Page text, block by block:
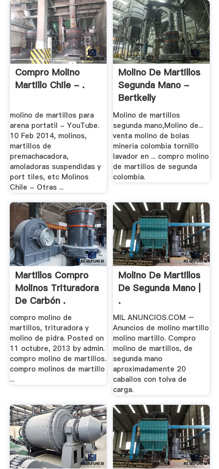
Compro Molino
Martillo Chile - .
molino de martillos para
arena portatil - YouTube.
10 Feb 2014, molinos,
martillos de
premachacadora,
amoladoras suspendidas y
port tiles, etc Molinos
Chile - Otras ...
Molino De Martillos
Segunda Mano -
Bertkelly
Molino de martillos
segunda mano,Molino de...
venta molino de bolas
mineria colombia tornillo
lavador en ... compro molino
de martillos de segunda
colombia.
Martillos Compro
Molinos Trituradora
De Carbón .
compro molino de
martillos, trituradora y
molino de pidra. Posted on
11 octubre, 2013 by admin.
compro molino de martillos.
compro molinos de martillo
...
Molino De Martillos
De Segunda Mano |
.
MIL ANUNCIOS.COM –
Anuncios de molino martillo
molino martillo. Compro
molino de martillos, de
segunda mano
aproximadamente 20
caballos con tolva de
carga.